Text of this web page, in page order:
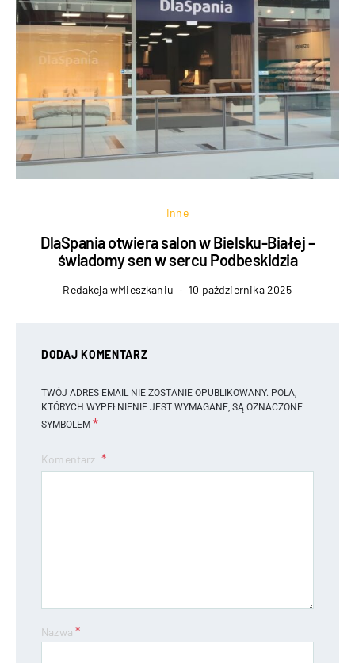
Inne
DlaSpania otwiera salon w Bielsku-Białej –
świadomy sen w sercu Podbeskidzia
Redakcja wMieszkaniu 10 października 2025
DODAJ KOMENTARZ
TWÓJ ADRES EMAIL NIE ZOSTANIE OPUBLIKOWANY. POLA,
KTÓRYCH WYPEŁNIENIE JEST WYMAGANE, SĄ OZNACZONE
SYMBOLEM *
Komentarz
Nazwa*